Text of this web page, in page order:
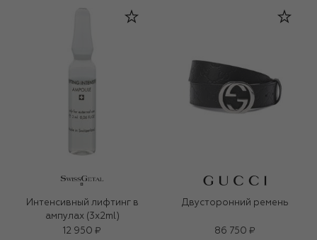
Интенсивный лифтинг в
ампулах (3x2ml)
12 950 ₽
Двусторонний ремень
86 750 ₽